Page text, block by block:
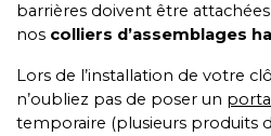
barrières doivent être attachées
nos colliers d’assemblages
Lors de l’installation de votre
n’oubliez pas de poser un
temporaire (plusieurs produits